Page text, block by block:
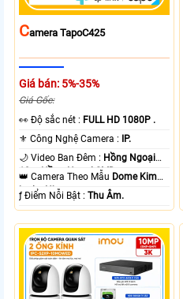
CAmera TapoC425
Giá bán: 5%-35%
Giá Gốc:
️👀 Độ sắc nét : FULL HD 1080P .
⚜️ Công Nghệ Camera :
IP.
🌙 Video Ban Đêm : Hồng Ngoại
10m Hồng Ngoại SMD.
👑 Camera Theo Mẫu Dome Kim
loại + Nhựa.
️ƒ Điểm Nỗi Bật :Thu Âm.